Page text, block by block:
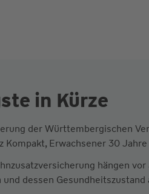
in Kürze
der Württembergischen
Kompakt, Erwachsener 30
hängen
dessen Gesundheitszustand